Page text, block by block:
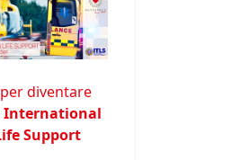
diventare
International
Support